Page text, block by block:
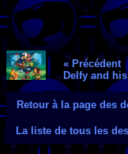
« Précédent
Delfy and
Retour à la page des
La liste de tous les